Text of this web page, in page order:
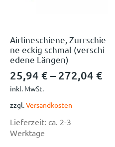
Airlineschiene, Zurrschie
ne eckig schmal (verschi
edene Längen)
25,94 € – 272,04 €
inkl. MwSt.
zzgl.Versandkosten
Lieferzeit: ca. 2-3
Werktage